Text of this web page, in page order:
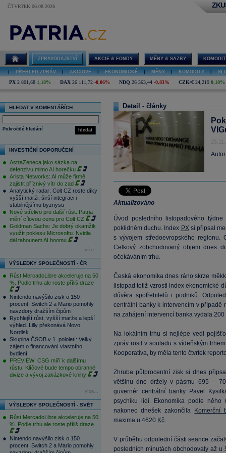
ČTVRTEK 06.08.2026
ZPRAVODAJSTVÍ AKCIE & FONDY MĚNY & SAZBY
PŘEHLED ZPRÁV AKCIOVÉ EKONOMICKÉ MĚNY KOMODITY
PX 2 801,68 1,18% DAX 26 111,72 -0,06% NDQ 26 363,44 -0,83% CZK/€ 24,219 0,18%
HLEDAT V KOMENTÁŘÍCH
hledat
Pokročilé hledání
INVESTIČNÍ DOPORUČENÍ
AstraZeneca jako sázka na
defenzivu mimo AI horečku
Arista Networks: AI může firmě
zajistit příznivý vítr do zad
Analytický radar: Colt CZ roste díky
vyšší marži, širší integraci i
stabilnějšímu byznysu
Nové střelivo pro další růst. Patria
mění cílovou cenu pro Colt CZ
Goldman Sachs: Je dobrý okamžik
využít poklesu Microsoftu. Nvidia
dál tahounem AI boomu
více...
VÝSLEDKY SPOLEČNOSTÍ - ČR
Růst MercadoLibre akceleruje na 50
%. Podle trhu ale roste příliš draze
Nintendo navýšilo zisk o 150
procent. Switch 2 a Mario pomohly
navzdory dražším čipům
Rychlejší růst, vyšší marže a lepší
výhled. Lilly překonává Novo
Nordisk
Skupina ČSOB v 1. pololetí: Velký
zájem o financování vlastního
bydlení
PREVIEW: CSG míří k dalšímu
růstu. Klíčové bude tempo obranné
divize a vývoj zakázkové knihy
více...
VÝSLEDKY SPOLEČNOSTÍ - SVĚT
Růst MercadoLibre akceleruje na 50
%. Podle trhu ale roste příliš draze
Nintendo navýšilo zisk o 150
procent. Switch 2 a Mario pomohly
Detail - články
Aktualizováno
Úvod posledního listopadového
poklidném duchu. Index PXsi připsal
s vývojem středoevropského
Celkový zobchodovaný objem dnes
očekáváním trhu.
Česká ekonomika dnes ráno skrze
listopad totiž vzrostl index ekonomické
důvěra spotřebitelů i podniků.
centrální banky k intervencím v případě
na zahájení intervencí banka vydala
Na lokálním trhu si nejlépe vedl
zpráv rostl v souladu s vídeňským
Kooperativa, by měla tento čtvrtek
Zhruba půlprocentní zisk si dnes
většinu dne držely v pásmu 695 –
guvernér centrální banky Pavel
psychiku lidí. Ekonomika podle
nakonec dnešek zakončila
Komerční
maxima u 4620 Kč.
V průběhu odpolední části seance
posledních minutách obchodovaly až u